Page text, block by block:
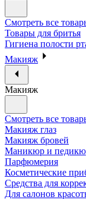
Смотреть все
Товары для бритья
Гигиена полости
Макияж
Макияж
Смотреть все
Макияж глаз
Макияж бровей
Маникюр и
Парфюмерия
Косметические
Средства для
Для салонов